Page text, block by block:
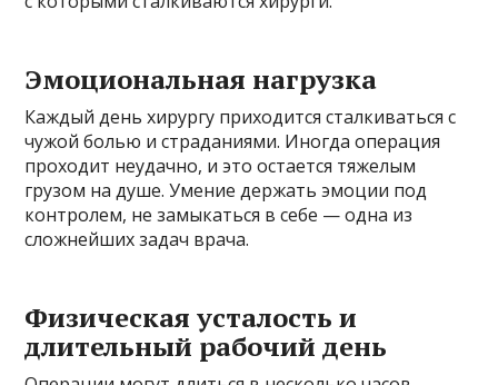
Эмоциональная нагрузка
Каждый день хирургу приходится сталкиваться с
чужой болью и страданиями. Иногда операция
проходит неудачно, и это остается тяжелым
грузом на душе. Умение держать эмоции под
контролем, не замыкаться в себе — одна из
сложнейших задач врача.
Физическая усталость и
длительный рабочий день